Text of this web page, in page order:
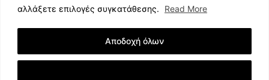
αλλάξετε επιλογές συγκατάθεσης.
Read More
Αποδοχή όλων
ΔΙΑΓΩΝΙΣΜΟΙ
STOA CULTURA
ΣΥΝΕΝΤΕΥΞΕΙΣ